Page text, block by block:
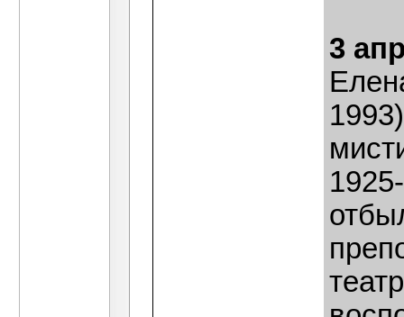
3